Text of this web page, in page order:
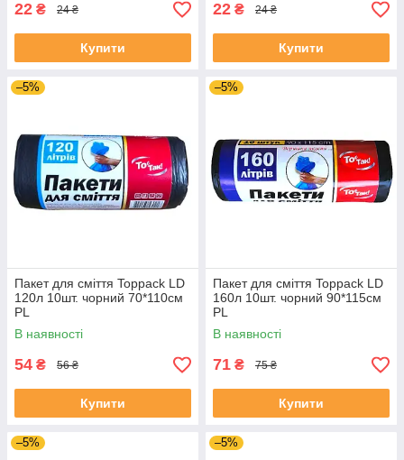
22 ₴ 24 ₴
Купити
22 ₴ 24 ₴
Купити
–5%
Пакет для сміття Toppack LD
120л 10шт. чорний 70*110см
PL
В наявності
54 ₴ 56 ₴
Купити
–5%
Пакет для сміття Toppack LD
160л 10шт. чорний 90*115см
PL
В наявності
71 ₴ 75 ₴
Купити
–5% –5%